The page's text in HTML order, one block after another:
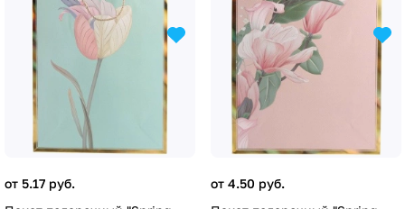
от 5.17 руб.
от 4.50 руб.